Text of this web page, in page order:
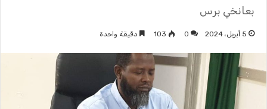
بعانخي برس
5 أبريل، 2024 0
103 دقيقة واحدة